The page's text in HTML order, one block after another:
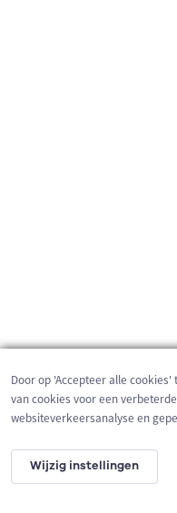
200 m
Door op 'Accepteer alle
van cookies voor een
websiteverkeersanalyse en
Wijzig instellingen